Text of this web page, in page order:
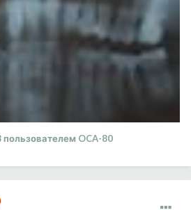
пользователем OCA-80